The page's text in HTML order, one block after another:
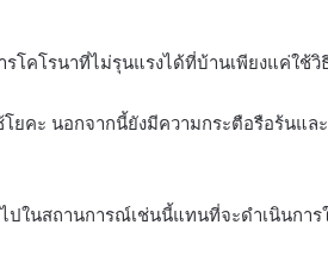
โคโรนาที่ไม่รุนแรงได้ที่บ้านเพียงแค่ใช้
ยคะ นอกจากนี้ยังมีความกระตือรือร้นแล
ปในสถานการณ์เช่นนี้แทนที่จะดำเนินกา